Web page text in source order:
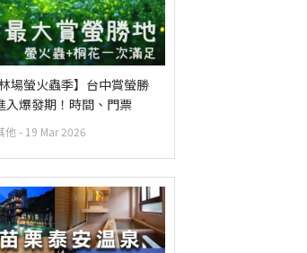
場螢火蟲季】台中賞螢勝
入爆發期！時間、門票
他 - 19 Mar 2026